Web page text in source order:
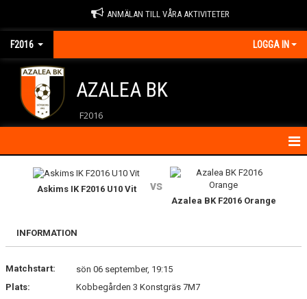
ANMÄLAN TILL VÅRA AKTIVITETER
F2016 LOGGA IN
AZALEA BK
F2016
KONTAKT
Askims IK F2016 U10 Vit vs
Azalea BK F2016 Orange
INFORMATION
Matchstart:
sön 06 september, 19:15
Plats:
Kobbegården 3 Konstgräs 7M7